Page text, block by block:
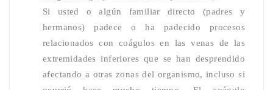
Si usted o algún familiar directo (padres y
hermanos) padece o ha padecido procesos
relacionados con coágulos en las venas de las
extremidades inferiores que se han desprendido
afectando a otras zonas del organismo, incluso si